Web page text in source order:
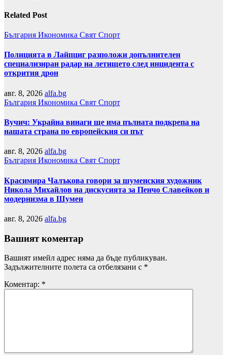
Related Post
България Икономика Свят Спорт
Полицията в Лайпциг разположи допълнителен
специализиран радар на летището след инцидента с
открития дрон
авг. 8, 2026 alfa.bg
България Икономика Свят Спорт
Вучич: Украйна винаги ще има пълната подкрепа на
нашата страна по европейския си път
авг. 8, 2026 alfa.bg
България Икономика Свят Спорт
Красимира Чалъкова говори за шуменския художник
Никола Михайлов на дискусията за Пенчо Славейков и
модернизма в Шумен
авг. 8, 2026 alfa.bg
Вашият коментар
Вашият имейл адрес няма да бъде публикуван.
Задължителните полета са отбелязани с *
Коментар: *